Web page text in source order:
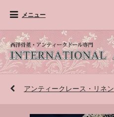
メニュー
アンティークレース・リネン